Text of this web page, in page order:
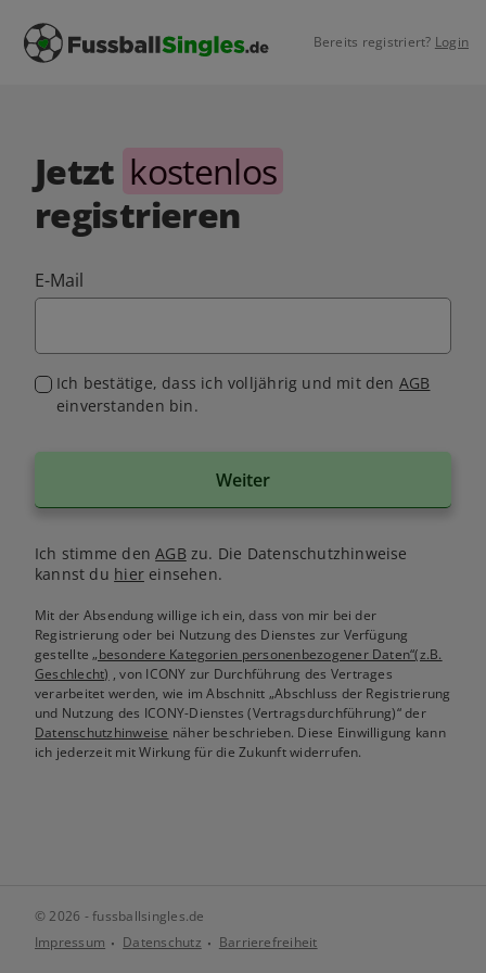
Bereits registriert? Login
Jetzt kostenlos
registrieren
E-Mail
Ich bestätige, dass ich volljährig und mit den AGB
einverstanden bin.
Weiter
Ich stimme denAGB zu. Die Datenschutzhinweise
kannst du hiereinsehen.
Mit der Absendung willige ich ein, dass von mir bei der
Registrierung oder bei Nutzung des Dienstes zur Verfügung
gestellte„besondere Kategorien personenbezogener Daten“(z.B.
Geschlecht) , von ICONY zur Durchführung des Vertrages
verarbeitet werden, wie im Abschnitt „Abschluss der Registrierung
und Nutzung des ICONY-Dienstes (Vertragsdurchführung)“ der
Datenschutzhinweise näher beschrieben. Diese Einwilligung kann
ich jederzeit mit Wirkung für die Zukunft widerrufen.
© 2026 - fussballsingles.de
Impressum
Datenschutz Barrierefreiheit